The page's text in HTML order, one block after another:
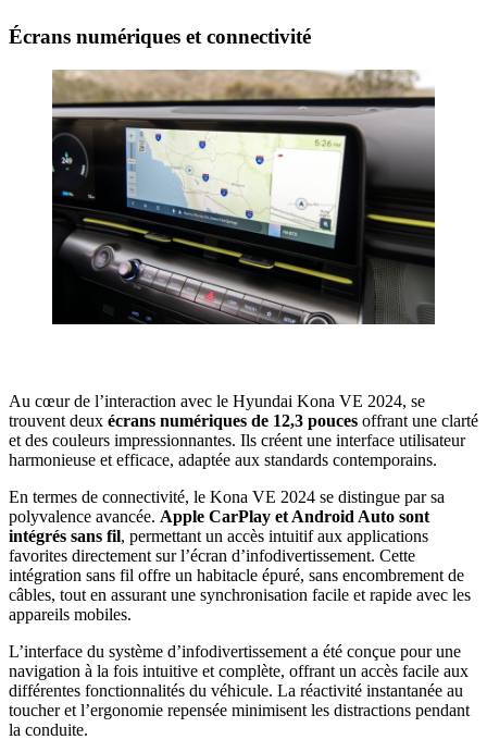
Écrans numériques et connectivité
Au cœur de l’interaction avec le Hyundai Kona VE 2024, se
trouvent deux écrans numériques de 12,3 pouces offrant une clarté
et des couleurs impressionnantes. Ils créent une interface utilisateur
harmonieuse et efficace, adaptée aux standards contemporains.
En termes de connectivité, le Kona VE 2024 se distingue par sa
polyvalence avancée. Apple CarPlay et Android Auto sont
intégrés sans fil, permettant un accès intuitif aux applications
favorites directement sur l’écran d’infodivertissement. Cette
intégration sans fil offre un habitacle épuré, sans encombrement de
câbles, tout en assurant une synchronisation facile et rapide avec les
appareils mobiles.
L’interface du système d’infodivertissement a été conçue pour une
navigation à la fois intuitive et complète, offrant un accès facile aux
différentes fonctionnalités du véhicule. La réactivité instantanée au
toucher et l’ergonomie repensée minimisent les distractions pendant
la conduite.